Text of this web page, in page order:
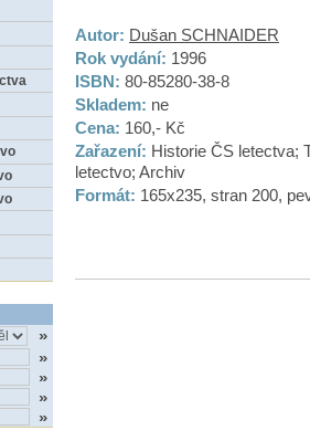
Autor: Dušan SCHNAIDER
Rok vydání: 1996
ISBN: 80-85280-38-8
Skladem: ne
Cena: 160,- Kč
Zařazení: Historie ČS letectva;
letectvo; Archiv
Formát: 165x235, stran 200,